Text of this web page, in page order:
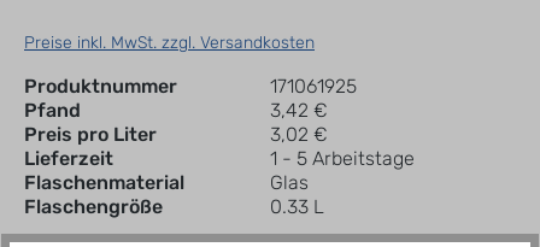
Preise inkl. MwSt. zzgl. Versandkosten
Produktnummer
171061925
Pfand
3,42 €
Preis pro Liter
3,02 €
Lieferzeit
1 - 5 Arbeitstage
Flaschenmaterial
Glas
Flaschengröße
0.33 L